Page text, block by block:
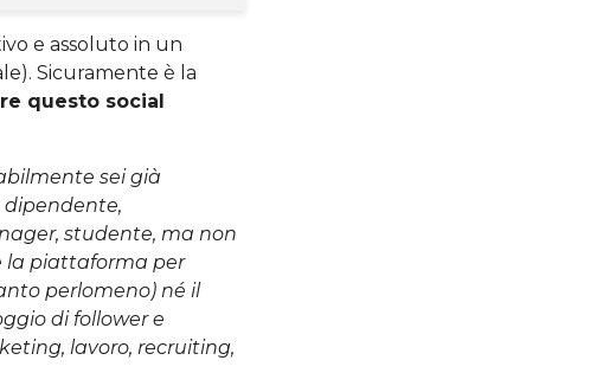
e assoluto in un
Sicuramente è la
questo social
sei già
dipendente,
studente, ma non
la piattaforma per
perlomeno) né il
di follower e
lavoro, recruiting,